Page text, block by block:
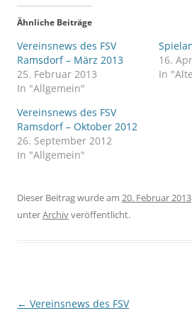
Ähnliche Beiträge
Vereinsnews des FSV
Ramsdorf – März 2013
25. Februar 2013
In "Allgemein"
16.
In
Vereinsnews des FSV
Ramsdorf – Oktober 2012
26. September 2012
In "Allgemein"
Dieser Beitrag wurde am 20. Februar 2013
unterArchivveröffentlicht.
Beitragsnavigation
← Vereinsnews des FSV